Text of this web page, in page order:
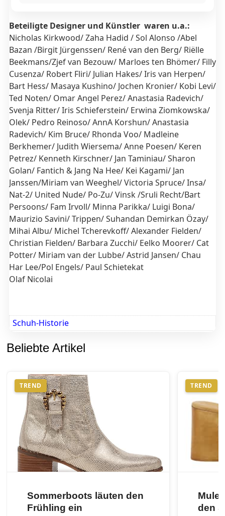
Beteiligte Designer und Künstler waren u.a.:
Nicholas Kirkwood/ Zaha Hadid / Sol Alonso /Abel
Bazan /Birgit Jürgenssen/ René van den Berg/ Riëlle
Beekmans/Zjef van Bezouw/ Marloes ten Bhömer/ Filly
Cusenza/ Robert Fliri/ Julian Hakes/ Iris van Herpen/
Bart Hess/ Masaya Kushino/ Jochen Kronier/ Kobi Levi/
Ted Noten/ Omar Angel Perez/ Anastasia Radevich/
Svenja Ritter/ Iris Schieferstein/ Erwina Ziomkowska/
Olek/ Pedro Reinoso/ AnnA Korshun/ Anastasia
Radevich/ Kim Bruce/ Rhonda Voo/ Madleine
Berkhemer/ Judith Wiersema/ Anne Poesen/ Keren
Petrez/ Kenneth Kirschner/ Jan Taminiau/ Sharon
Golan/ Fantich & Jang Na Hee/ Kei Kagami/ Jan
Janssen/Miriam van Weeghel/ Victoria Spruce/ Insa/
Nat-2/ United Nude/ Po-Zu/ Vinsk /Sruli Recht/Bart
Persoons/ Fam Irvoll/ Minna Parikka/ Luigi Bona/
Maurizio Savini/ Trippen/ Suhandan Demirkan Özay/
Mihai Albu/ Michel Tcherevkoff/ Alexander Fielden/
Christian Fielden/ Barbara Zucchi/ Eelko Moorer/ Cat
Potter/ Miriam van der Lubbe/ Astrid Jansen/ Chau
Har Lee/Pol Engels/ Paul Schietekat
Olaf Nicolai
Schuh-Historie
Beliebte Artikel
TREND
Sommerboots läuten den
Frühling ein
TREND
den